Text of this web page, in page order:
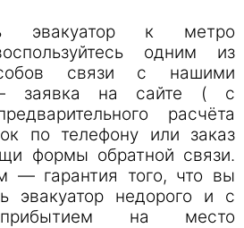
эвакуатор к метро
одним из
связи с нашими
заявка на сайте ( с
расчёта
по телефону или заказ
формы обратной связи.
— гарантия того, что вы
эвакуатор недорого и с
прибытием на место